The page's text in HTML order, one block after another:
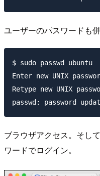
ユーザーのパスワードも
$ sudo passwd ubuntu
Enter new UNIX
Retype new UNIX
ブラウザアクセス。そし
ワードでログイン。